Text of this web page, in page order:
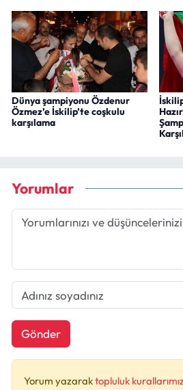
Dünya şampiyonu Özdenur
Özmez’e İskilip’te coşkulu
karşılama
Yorumlar
Gönder
Yorum yazaraktopluluk